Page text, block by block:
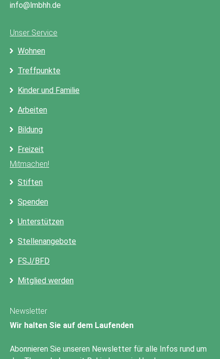
info@lmbhh.de
Unser Service
Wohnen
Treffpunkte
Kinder und Familie
Arbeiten
Bildung
Freizeit
Mitmachen!
Stiften
Spenden
Unterstützen
Stellenangebote
FSJ/BFD
Mitglied werden
Newsletter
Wir halten Sie auf dem Laufenden
Abonnieren Sie unseren Newsletter für alle Infos rund um